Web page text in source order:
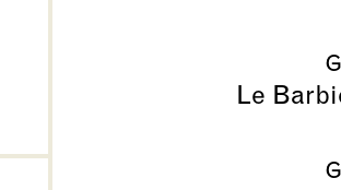
Le